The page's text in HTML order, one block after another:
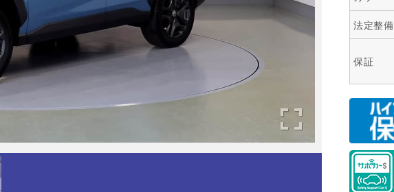
法定整備
保証